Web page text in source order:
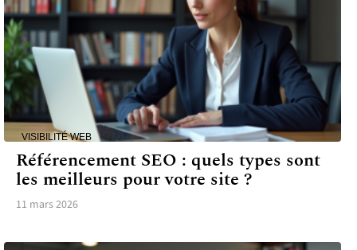
VISIBILITÉ WEB
Référencement SEO : quels types sont
les meilleurs pour votre site ?
11 mars 2026